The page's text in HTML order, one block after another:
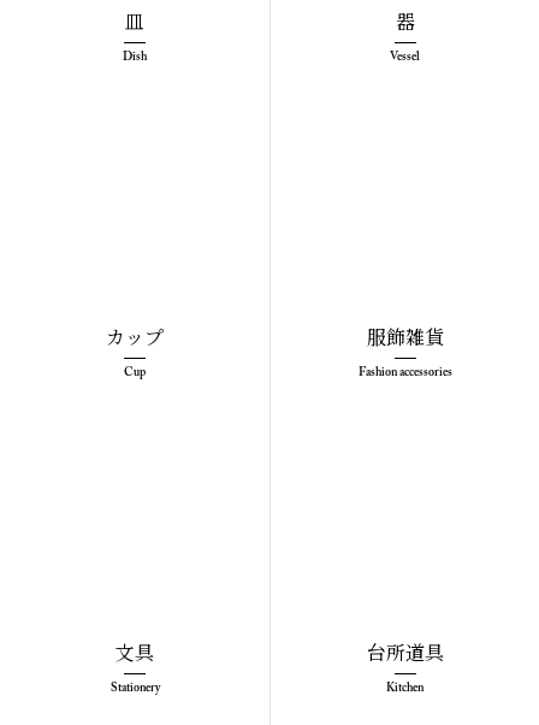
皿
Dish
器
Vessel
カップ
Cup
服飾雑貨
Fashion accessories
文具
Stationery
台所道具
Kitchen